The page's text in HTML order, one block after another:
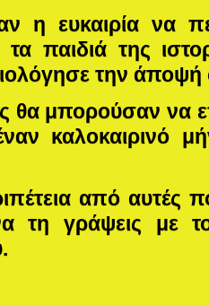
η ευκαιρία να
παιδιά της
την
θα μπορούσαν να
καλοκαιρινό
από αυτές
τη γράψεις με